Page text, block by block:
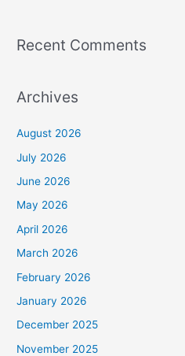
Recent Comments
Archives
August 2026
July 2026
June 2026
May 2026
April 2026
March 2026
February 2026
January 2026
December 2025
November 2025